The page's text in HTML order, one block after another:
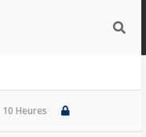
10 Heures